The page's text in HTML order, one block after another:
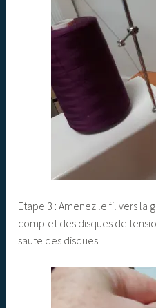
Etape 3 : Amenez le fil vers la
complet des disques de
saute des disques.